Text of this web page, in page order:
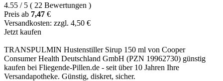
4.55 / 5 ( 22 Bewertungen )
Preis ab 7,47 €
Versandkosten: zzgl. 4,50 €
Jetzt kaufen
TRANSPULMIN Hustenstiller Sirup 150 ml von Cooper
Consumer Health Deutschland GmbH (PZN 19962730) günstig
kaufen bei Fliegende-Pillen.de - seit über 10 Jahren Ihre
Versandapotheke. Günstig, diskret, sicher.